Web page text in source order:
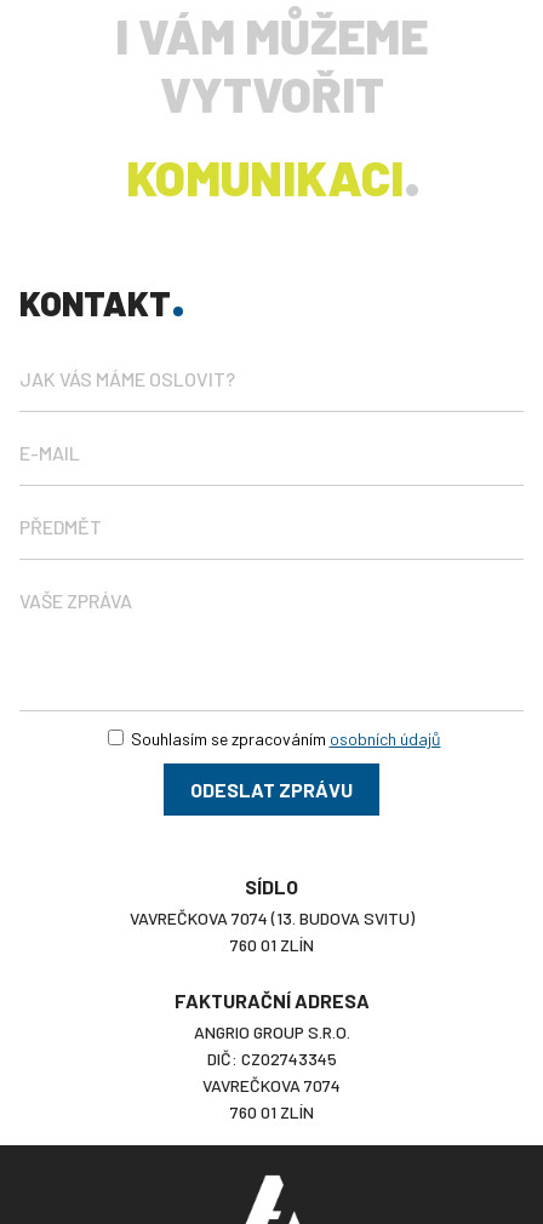
I VÁM MŮŽEME
VYTVOŘIT
E-SHOP
KOMUNIKACI
KONTAKT
JAK VÁS MÁME OSLOVIT?
E-MAIL
PŘEDMĚT
VAŠE ZPRÁVA
Souhlasím se zpracováním osobních údajů
ODESLAT ZPRÁVU
SÍDLO
VAVREČKOVA 7074 (13. BUDOVA SVITU)
760 01 ZLÍN
FAKTURAČNÍ ADRESA
ANGRIO GROUP S.R.O.
DIČ: CZ02743345
VAVREČKOVA 7074
760 01 ZLÍN